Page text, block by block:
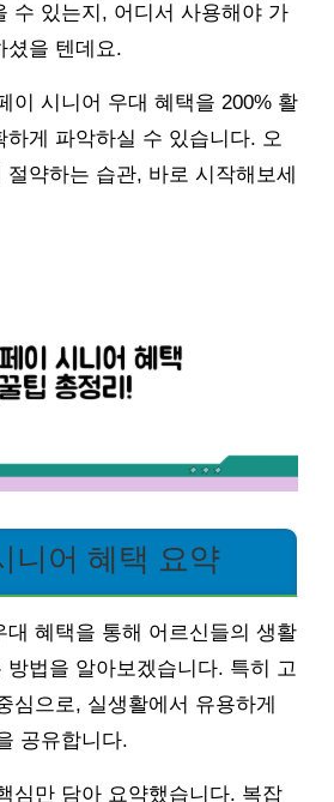
수 있는지, 어디서 사용해야 가
셨을 텐데요.
이 시니어 우대 혜택을 200% 활
하게 파악하실 수 있습니다. 오
절약하는 습관, 바로 시작해보세
니어 혜택 요약
대 혜택을 통해 어르신들의 생활
방법을 알아보겠습니다. 특히 고
심으로, 실생활에서 유용하게
공유합니다.
심만 담아 요약했습니다. 복잡